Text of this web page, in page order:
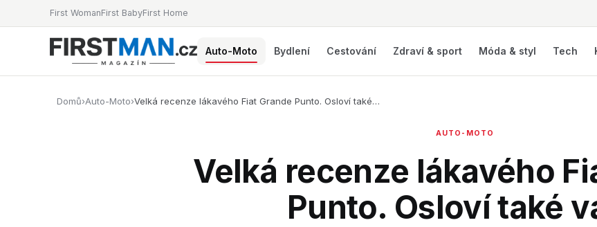
First WomanFirst BabyFirst Home
Auto-Moto Bydlení Cestování Zdraví & sport Móda & styl Tech
Domů›Auto-Moto›Velká recenze lákavého Fiat Grande Punto. Osloví také…
AUTO-MOTO
Velká recenze lákavého
Punto. Osloví také